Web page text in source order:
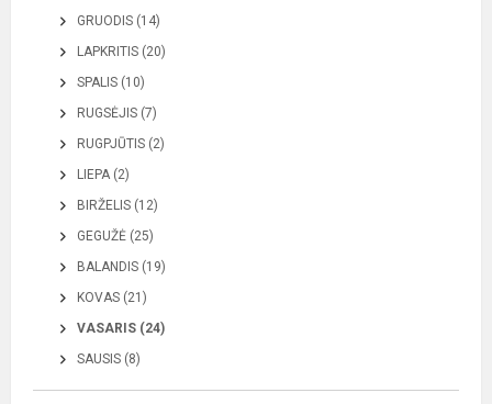
GRUODIS (14)
LAPKRITIS (20)
SPALIS (10)
RUGSĖJIS (7)
RUGPJŪTIS (2)
LIEPA (2)
BIRŽELIS (12)
GEGUŽĖ (25)
BALANDIS (19)
KOVAS (21)
VASARIS (24)
SAUSIS (8)